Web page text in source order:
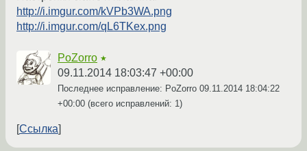
http://i.imgur.com/kVPb3WA.png
http://i.imgur.com/qL6TKex.png
PoZorro ★
09.11.2014 18:03:47 +00:00
Последнее исправление: PoZorro 09.11.2014 18:04:22
+00:00 (всего исправлений: 1)
Ссылка